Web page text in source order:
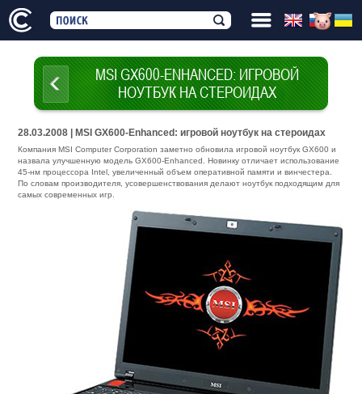
MSI GX600-ENHANCED: ИГРОВОЙ
НОУТБУК НА СТЕРОИДАХ
28.03.2008 | MSI GX600-Enhanced: игровой ноутбук на стероидах
Компания MSI Computer Corporation заметно обновила игровой ноутбук GX600 и
назвала улучшенную модель GX600-Enhanced. Новинку отличает использование
45-нм процессора Intel, увеличенный объем оперативной памяти и винчестера.
По словам производителя, усовершенствования делают ноутбук подходящим для
самых современных игр.